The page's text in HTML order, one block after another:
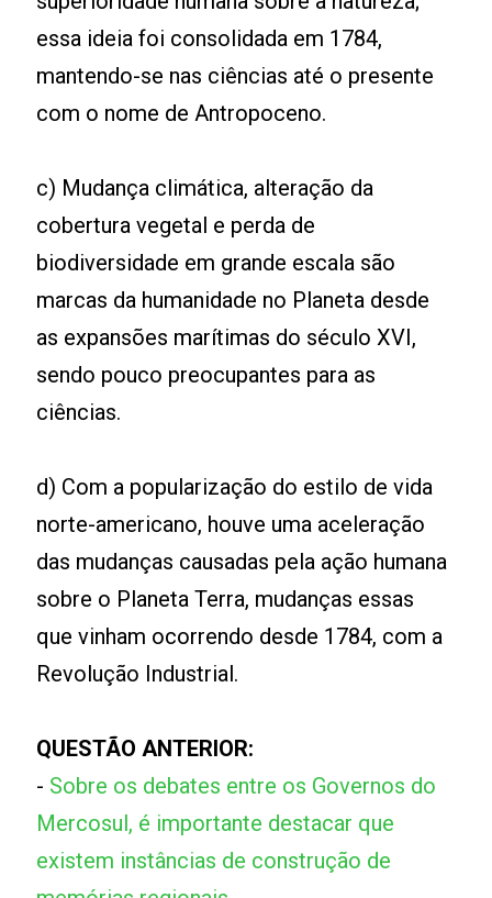
essa ideia foi consolidada em 1784,
mantendo-se nas ciências até o presente
com o nome de Antropoceno.
c) Mudança climática, alteração da
cobertura vegetal e perda de
biodiversidade em grande escala são
marcas da humanidade no Planeta desde
as expansões marítimas do século XVI,
sendo pouco preocupantes para as
ciências.
d) Com a popularização do estilo de vida
norte-americano, houve uma aceleração
das mudanças causadas pela ação humana
sobre o Planeta Terra, mudanças essas
que vinham ocorrendo desde 1784, com a
Revolução Industrial.
QUESTÃO ANTERIOR:
- Sobre os debates entre os Governos do
Mercosul, é importante destacar que
existem instâncias de construção de